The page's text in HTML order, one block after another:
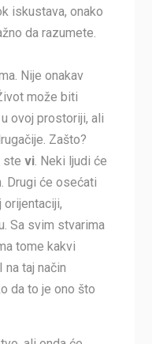
iskustava, onako
da razumete.
Nije onakav
može biti
ovoj prostoriji, ali
Zašto?
ste vi. Neki ljudi će
Drugi će osećati
orijentaciji,
Sa svim stvarima
tome kakvi
na taj način
da to je ono što